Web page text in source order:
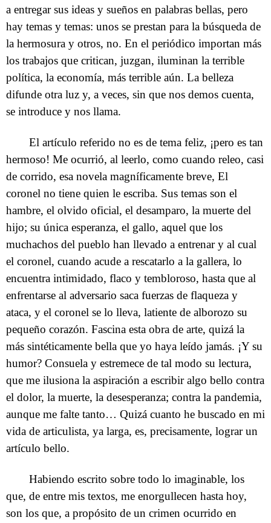
a entregar sus ideas y sueños en palabras bellas, pero
hay temas y temas: unos se prestan para la búsqueda de
la hermosura y otros, no. En el periódico importan más
los trabajos que critican, juzgan, iluminan la terrible
política, la economía, más terrible aún. La belleza
difunde otra luz y, a veces, sin que nos demos cuenta,
se introduce y nos llama.
El artículo referido no es de tema feliz, ¡pero es tan
hermoso! Me ocurrió, al leerlo, como cuando releo, casi
de corrido, esa novela magníficamente breve, El
coronel no tiene quien le escriba. Sus temas son el
hambre, el olvido oficial, el desamparo, la muerte del
hijo; su única esperanza, el gallo, aquel que los
muchachos del pueblo han llevado a entrenar y al cual
el coronel, cuando acude a rescatarlo a la gallera, lo
encuentra intimidado, flaco y tembloroso, hasta que al
enfrentarse al adversario saca fuerzas de flaqueza y
ataca, y el coronel se lo lleva, latiente de alborozo su
pequeño corazón. Fascina esta obra de arte, quizá la
más sintéticamente bella que yo haya leído jamás. ¡Y su
humor? Consuela y estremece de tal modo su lectura,
que me ilusiona la aspiración a escribir algo bello contra
el dolor, la muerte, la desesperanza; contra la pandemia,
aunque me falte tanto… Quizá cuanto he buscado en mi
vida de articulista, ya larga, es, precisamente, lograr un
artículo bello.
Habiendo escrito sobre todo lo imaginable, los
que, de entre mis textos, me enorgullecen hasta hoy,
son los que, a propósito de un crimen ocurrido en